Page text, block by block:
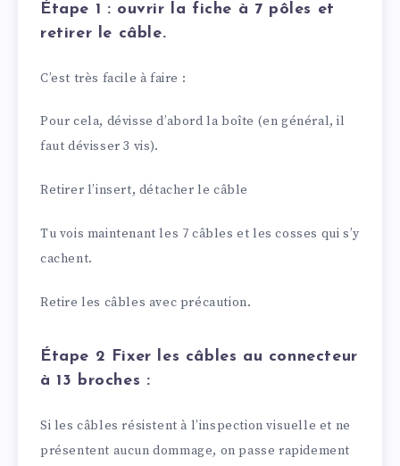
Étape 1 : ouvrir la fiche à 7 pôles et
retirer le câble.
C’est très facile à faire :
Pour cela, dévisse d’abord la boîte (en général, il
faut dévisser 3 vis).
Retirer l’insert, détacher le câble
Tu vois maintenant les 7 câbles et les cosses qui s’y
cachent.
Retire les câbles avec précaution.
Étape 2 Fixer les câbles au connecteur
à 13 broches :
Si les câbles résistent à l’inspection visuelle et ne
présentent aucun dommage, on passe rapidement